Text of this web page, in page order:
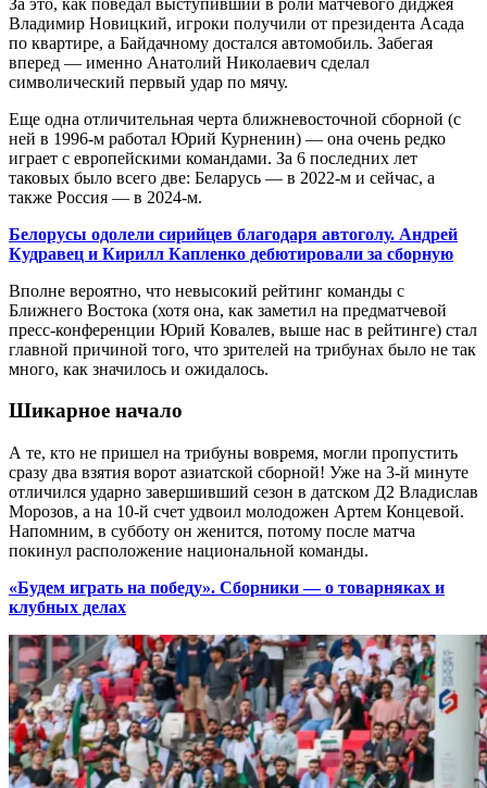
Владимир Новицкий, игроки получили от президента Асада
по квартире, а Байдачному достался автомобиль. Забегая
вперед — именно Анатолий Николаевич сделал
символический первый удар по мячу.
Еще одна отличительная черта ближневосточной сборной (с
ней в 1996-м работал Юрий Курненин) — она очень редко
играет с европейскими командами. За 6 последних лет
таковых было всего две: Беларусь — в 2022-м и сейчас, а
также Россия — в 2024-м.
Белорусы одолели сирийцев благодаря автоголу. Андрей
Кудравец и Кирилл Капленко дебютировали за сборную
Вполне вероятно, что невысокий рейтинг команды с
Ближнего Востока (хотя она, как заметил на предматчевой
пресс-конференции Юрий Ковалев, выше нас в рейтинге) стал
главной причиной того, что зрителей на трибунах было не так
много, как значилось и ожидалось.
Шикарное начало
А те, кто не пришел на трибуны вовремя, могли пропустить
сразу два взятия ворот азиатской сборной! Уже на 3-й минуте
отличился ударно завершивший сезон в датском Д2 Владислав
Морозов, а на 10-й счет удвоил молодожен Артем Концевой.
Напомним, в субботу он женится, потому после матча
покинул расположение национальной команды.
«Будем играть на победу». Сборники — о товарняках и
клубных делах